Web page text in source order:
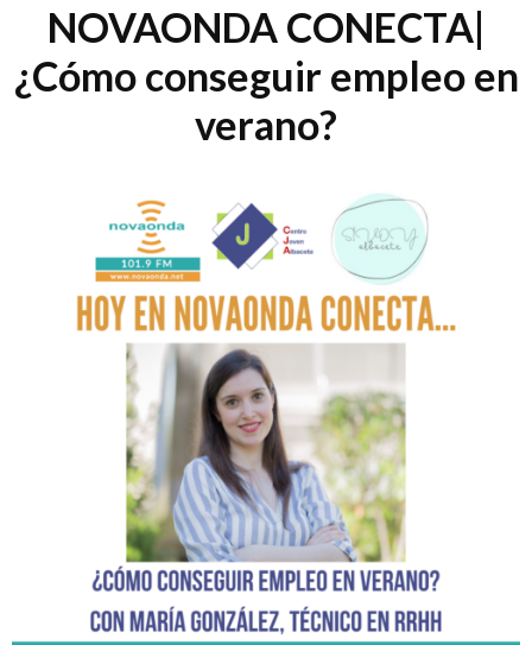
NOVAONDA CONECTA|
¿Cómo conseguir empleo en
verano?